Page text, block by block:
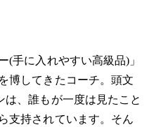
(手に入れやすい高級品)」
博してきたコーチ。頭文
、誰もが一度は見たこと
支持されています。そん